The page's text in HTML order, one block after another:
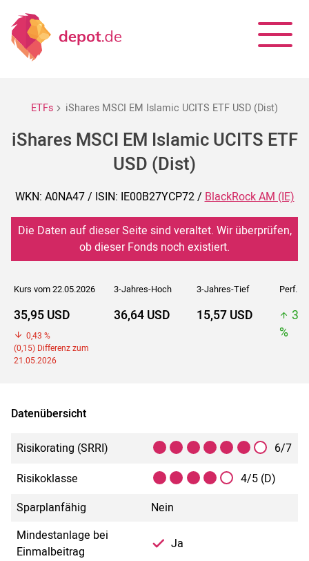
ETFs iShares MSCI EM Islamic UCITS ETF USD (Dist)
iShares MSCI EM Islamic UCITS ETF
USD (Dist)
WKN: A0NA47 / ISIN: IE00B27YCP72 /BlackRock AM (IE)
Die Daten auf dieser Seite sind veraltet. Wir überprüfen,
ob dieser Fonds noch existiert.
Kurs vom 22.05.2026 3-Jahres-Hoch 3-Jahres-Tief Perf. 5J
35,95 USD
0,43 %
(0,15) Differenz zum
21.05.2026
36,64 USD 15,57 USD
%
Datenübersicht
Risikorating (SRRI)
6/7
Risikoklasse
4/5 (D)
Sparplanfähig
Nein
Mindestanlage bei
Einmalbeitrag
Ja